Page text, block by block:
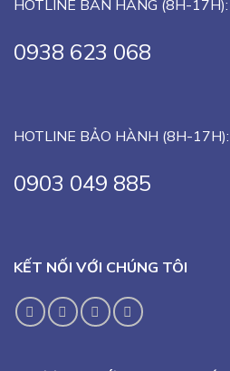
HOTLINE BÁN HÀNG (8H-17H):
0938 623 068
HOTLINE BẢO HÀNH (8H-17H):
0903 049 885
KẾT NỐI VỚI CHÚNG TÔI